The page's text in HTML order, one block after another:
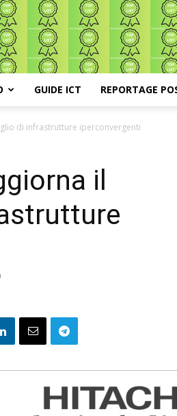
GUIDE ICT REPORTAGE
di infrastrutture iperconvergenti
il